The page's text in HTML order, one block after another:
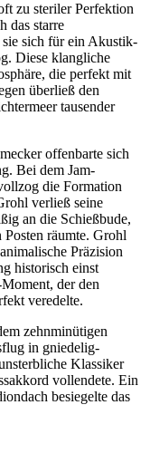
zu steriler Perfektion
das starre
sich für ein Akustik-
Diese klangliche
die perfekt mit
überließ den
tausender
offenbarte sich
Bei dem Jam-
die Formation
verließ seine
an die Schießbude,
räumte. Grohl
Präzision
historisch einst
der den
veredelte.
zehnminütigen
in gniedelig-
Klassiker
vollendete. Ein
besiegelte das